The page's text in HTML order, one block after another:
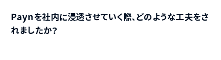
Paynを社内に浸透させていく際、どのような工夫をさ
れましたか？